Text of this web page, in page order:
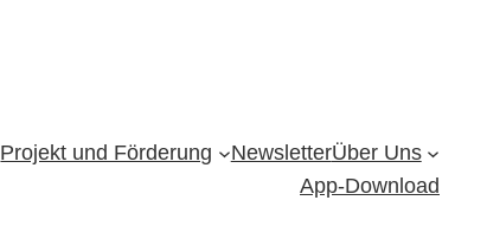
Projekt und Förderung NewsletterÜber Uns
App-Download